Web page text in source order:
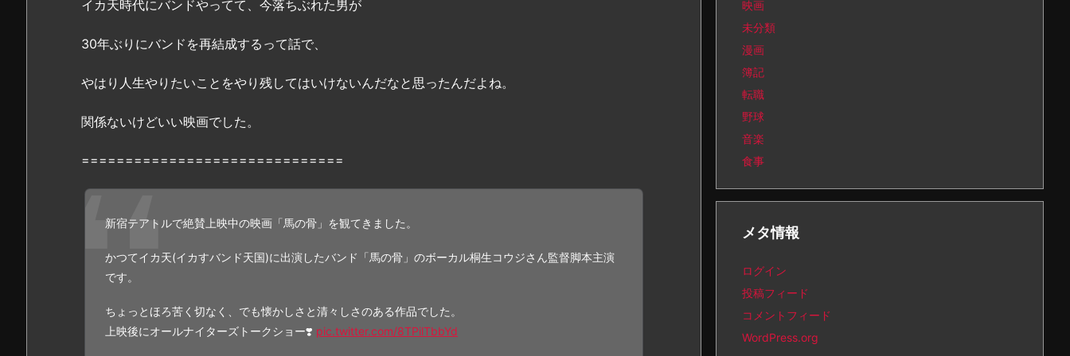
3.
骨」
料
i
l
m
o
イカ天時代にバンドやってて、今落ちぶれた男が
30年ぶりにバンドを再結成するって話で、
やはり人生やりたいことをやり残してはいけないんだなと思ったんだよね。
関係ないけどいい映画でした。
==============================
新宿テアトルで絶賛上映中の映画「馬の骨」を観てきました。
かつてイカ天(イカすバンド天国)に出演したバンド「馬の骨」のボーカル桐生コウジさん監督脚本主演
です。
ちょっとほろ苦く切なく、でも懐かしさと清々しさのある作品でした。
上映後にオールナイターズトークショー❣️ pic.twitter.com/8TPilTbbYd
映画
未分類
漫画
簿記
転職
野球
音楽
食事
メタ情報
ログイン
投稿フィード
コメントフィード
WordPress.org